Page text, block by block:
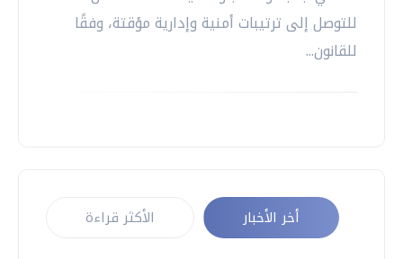
للتوصل إلى ترتيبات أمنية وإدارية مؤقتة، وفقًا
للقانون...
أخر الأخبار الأكثر قراءة